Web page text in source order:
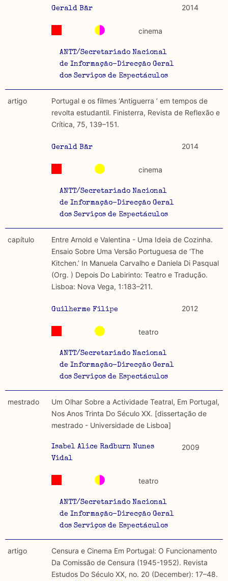
Gerald Bär 2014
ANTT/Secretariado Nacional
de Informação-Direcção Geral
dos Serviços de Espectáculos
cinema
artigo
Portugal e os filmes ‘Antiguerra ’ em tempos de
revolta estudantil. Finisterra, Revista de Reflexão e
Crítica, 75, 139–151.
Gerald Bär 2014
ANTT/Secretariado Nacional
de Informação-Direcção Geral
dos Serviços de Espectáculos
cinema
capítulo
Entre Arnold e Valentina - Uma Ideia de Cozinha.
Ensaio Sobre Uma Versão Portuguesa de ‘The
Kitchen.’ In Manuela Carvalho e Daniela Di Pasqual
(Org. ) Depois Do Labirinto: Teatro e Tradução.
Lisboa: Nova Vega, 1:183–211.
Guilherme Filipe 2012
ANTT/Secretariado Nacional
de Informação-Direcção Geral
dos Serviços de Espectáculos
teatro
mestrado
Um Olhar Sobre a Actividade Teatral, Em Portugal,
Nos Anos Trinta Do Século XX. [dissertação de
mestrado - Universidade de Lisboa]
Isabel Alice Radburn Nunes
Vidal
2009
ANTT/Secretariado Nacional
de Informação-Direcção Geral
dos Serviços de Espectáculos
teatro
artigo
Censura e Cinema Em Portugal: O Funcionamento
Da Comissão de Censura (1945-1952). Revista
Estudos Do Século XX, no. 20 (December): 17–48.